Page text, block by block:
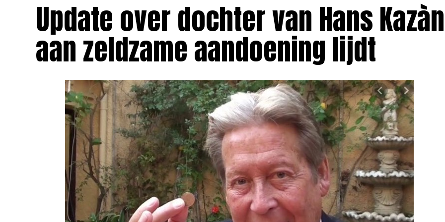
Update over dochter van Hans
aan zeldzame aandoening lijdt